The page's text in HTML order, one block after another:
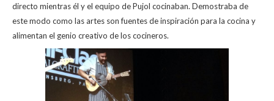
directo mientras él y el equipo de Pujol cocinaban. Demostraba de
este modo como las artes son fuentes de inspiración para la cocina y
alimentan el genio creativo de los cocineros.